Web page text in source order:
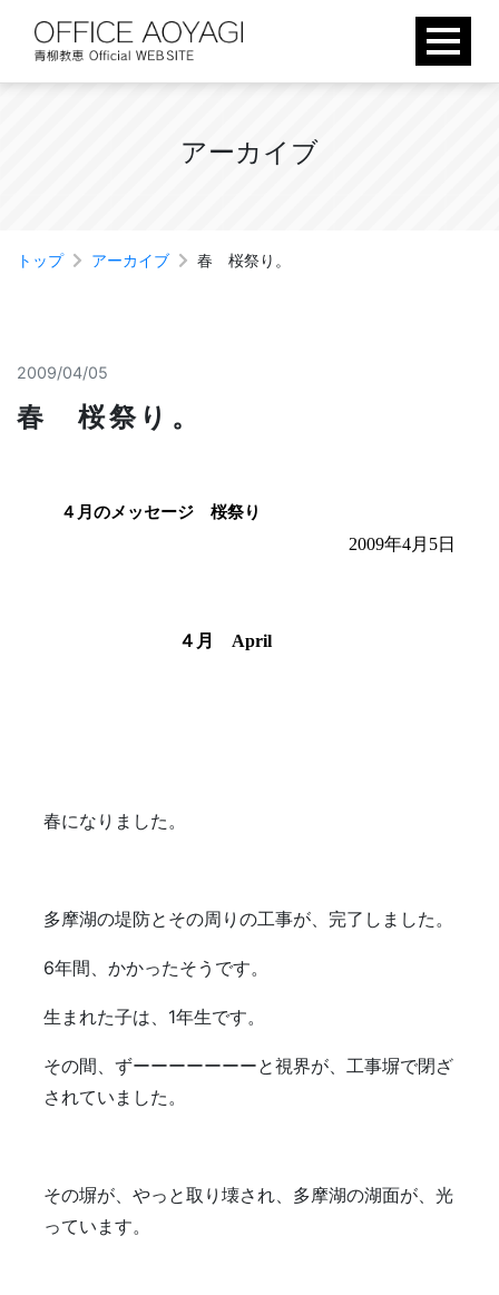
content
アーカ イ ブ
トップ アーカイブ 春 桜祭り。
2009/04/05
春 桜祭り。
４月のメッセージ 桜祭り
2009年4月5日
４月 April
春になりました。
多摩湖の堤防とその周りの工事が、完了しました。
6年間、かかったそうです。
生まれた子は、1年生です。
その間、ずーーーーーーーと視界が、工事塀で閉ざ
されていました。
その塀が、やっと取り壊され、多摩湖の湖面が、光
っています。